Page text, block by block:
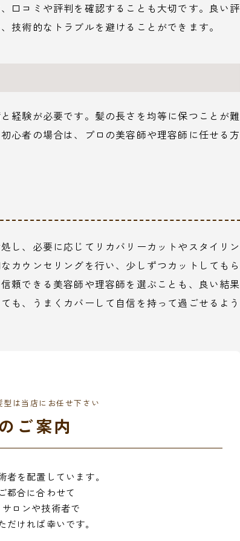
口コミや評判を確認することも大切です。良い評
技術的なトラブルを避けることができます。
経験が必要です。髪の長さを均等に保つことが難
心者の場合は、プロの美容師や理容師に任せる方
し、必要に応じてリカバリーカットやスタイリン
カウンセリングを行い、少しずつカットしてもら
頼できる美容師や理容師を選ぶことも、良い結果
も、うまくカバーして自信を持って過ごせるよう
は当店にお任せ下さい
ご案内
者を配置しています。
都合に合わせて
ロンや技術者で
だければ幸いです。